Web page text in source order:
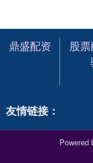
鼎盛配资
股
友情链接：
Powered